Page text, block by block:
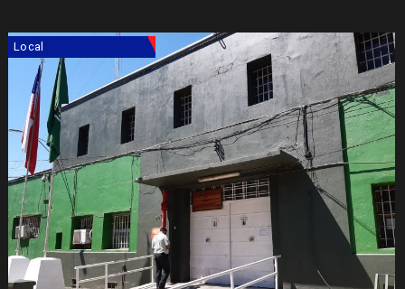
Local